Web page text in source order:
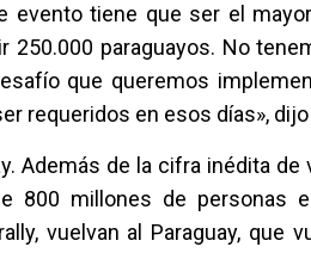
evento tiene que ser el
paraguayos. No
que queremos
requeridos en esos días»,
Además de la cifra inédita de
800 millones de personas
vuelvan al Paraguay, que